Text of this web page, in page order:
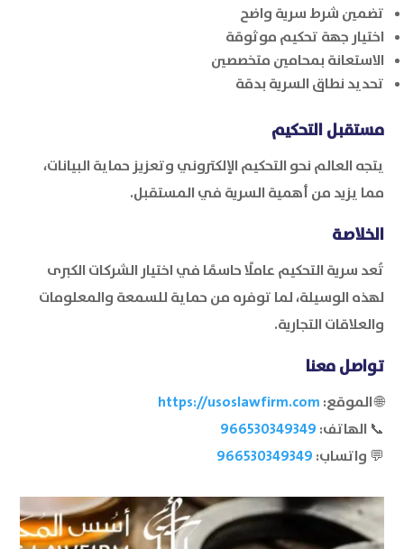
تضمين شرط سرية واضح
اختيار جهة تحكيم موثوقة
الاستعانة بمحامين متخصصين
تحديد نطاق السرية بدقة
مستقبل التحكيم
يتجه العالم نحو التحكيم الإلكتروني وتعزيز حماية البيانات،
مما يزيد من أهمية السرية في المستقبل.
الخلاصة
تُعد سرية التحكيم عاملًا حاسمًا في اختيار الشركات الكبرى
لهذه الوسيلة، لما توفره من حماية للسمعة والمعلومات
والعلاقات التجارية.
تواصل معنا
🌐 الموقع: https://usoslawfirm.com
📞 الهاتف: 966530349349
💬 واتساب: 966530349349